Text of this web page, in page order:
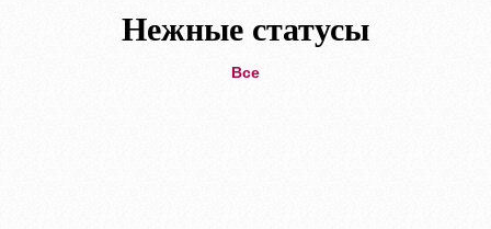
Нежные статусы
Все